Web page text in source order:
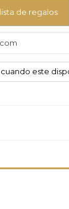
de regalos